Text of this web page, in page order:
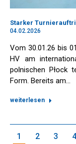
Starker
04.02.2026
Vom 30.01.26 bis
HV am
polnischen Płock
Form. Bereits am…
weiterlesen
1 2 3 4